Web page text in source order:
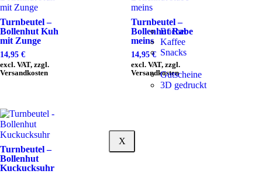
Bücher
Kaffee
Snacks
Gutscheine
3D gedruckt
X
Turnbeutel –
Bollenhut Kuh
mit Zunge
14,95 €
excl. VAT, zzgl.
Versandkosten
Turnbeutel –
Bollenhut Rabe
meins
14,95€
excl. VAT, zzgl.
Versandkosten
Turnbeutel –
Bollenhut
Kuckucksuhr